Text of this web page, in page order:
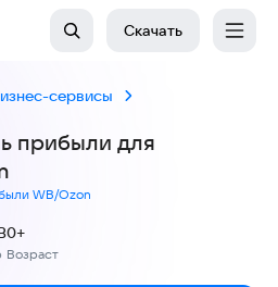
Скачать
сервисы
прибыли для
WB/Ozon
Возраст
0+